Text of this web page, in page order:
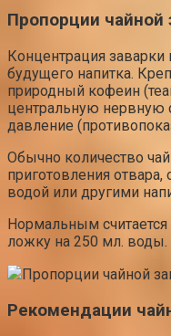
Пропорции чайной
Концентрация заварки
будущего напитка.
природный кофеин
центральную нервную
давление
Обычно количество
приготовления отвара,
водой или другими
Нормальным
ложку на 250 мл. воды.
Пропорции чайной
Рекомендации